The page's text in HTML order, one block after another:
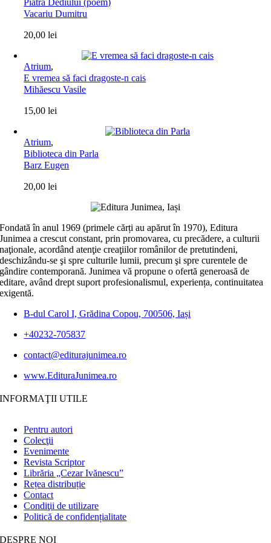
Piatra Dediului (poem)
Vacariu Dumitru
20,00lei
Atrium,
E vremea să faci dragoste-n cais
Mihăescu Vasile
15,00lei
Atrium,
Biblioteca din Parla
Barz Eugen
20,00lei
Fondată în anul 1969 (primele cărți au apărut în 1970), Editura
Junimea a crescut constant, prin promovarea, cu precădere, a culturii
naţionale, acordând atenţie creaţiilor românilor de pretutindeni,
deschizându-se şi spre culturile lumii, precum şi spre curentele de
gândire contemporană. Junimea vă propune o ofertă generoasă de
editare, având drept suport profesionalismul, experiența, continuitatea
exigentă.
B-dul Carol I, Grădina Copou, 700506, Iași
+40232-705837
contact@editurajunimea.ro
www.EdituraJunimea.ro
INFORMAŢII UTILE
Pentru autori
Colecţii
Evenimente
Revista Scriptor
Librăria „Cezar Ivănescu”
Rețea distribuție
Contact
Condiţii de utilizare
Politică de confidențialitate
DESPRE NOI